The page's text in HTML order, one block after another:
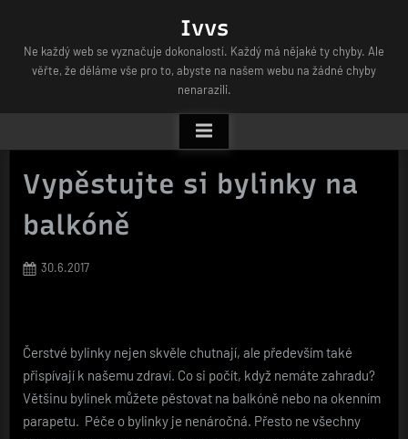
content
Ivvs
Ne každý web se vyznačuje dokonalostí. Každý má nějaké ty chyby. Ale
věřte, že děláme vše pro to, abyste na našem webu na žádné chyby
nenarazili.
Vypěstujte si bylinky na
balkóně
Posted
30.6.2017
Čerstvé bylinky nejen skvěle chutnají, ale především také
přispívají k našemu zdraví. Co si počít, když nemáte zahradu?
Většinu bylinek můžete pěstovat na balkóně nebo na okenním
parapetu. Péče o bylinky je nenáročná. Přesto ne všechny